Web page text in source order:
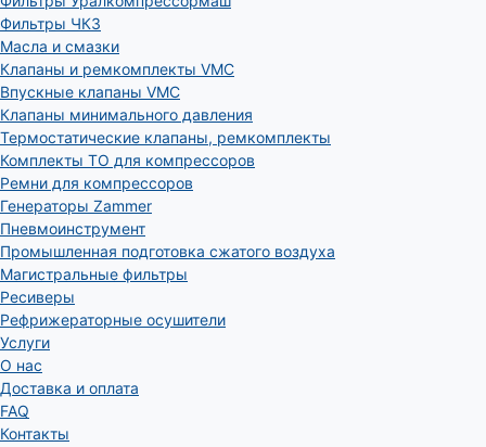
Фильтры ЧКЗ
Масла и смазки
Клапаны и ремкомплекты VMC
Впускные клапаны VMC
Клапаны минимального давления
Термостатические клапаны, ремкомплекты
Комплекты ТО для компрессоров
Ремни для компрессоров
Генераторы Zammer
Пневмоинструмент
Промышленная подготовка сжатого воздуха
Магистральные фильтры
Ресиверы
Рефрижераторные осушители
Услуги
О нас
Доставка и оплата
FAQ
Контакты